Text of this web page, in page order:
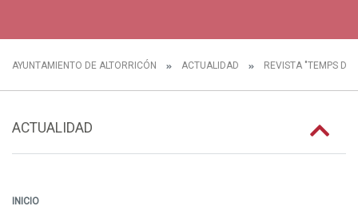
AYUNTAMIENTO DE ALTORRICÓN ACTUALIDAD REVISTA "TEMPS DE
ACTUALIDAD
INICIO